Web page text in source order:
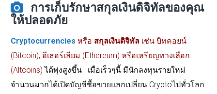
การเก็บรักษาสกุลเงินดิจิทัลของคุณ
ให้ปลอดภัย
Cryptocurrencies หรือ สกุลเงินดิจิทัล เช่น บิทคอยน์
(Bitcoin), อีเธอร์เลียม (Ethereum) หรือเหรียญทางเลือก
(Altcoins) ได้พุ่งสูงขึ้น เมื่อเร็วๆนี้ มีนักลงทุนรายใหม่
จำนวนมากได้เปิดบัญชีซื้อขายแลกเปลี่ยน Cryptoไปทั่วโลก